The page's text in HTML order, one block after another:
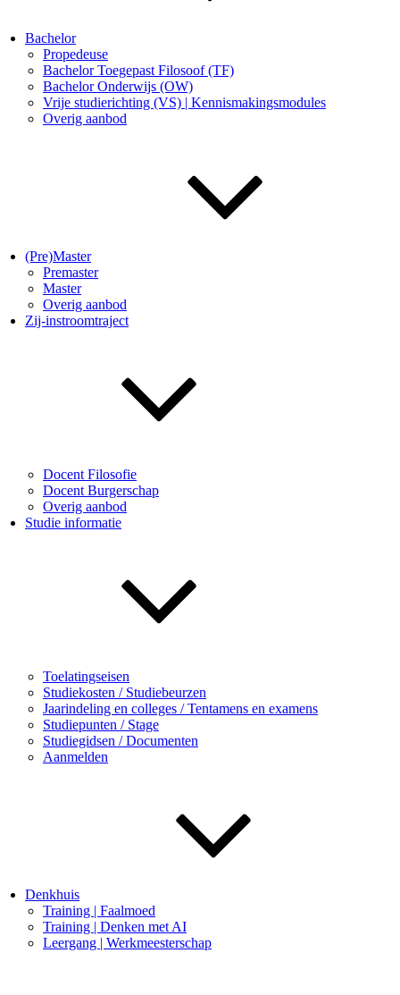
Bachelor
Propedeuse
Bachelor Toegepast Filosoof (TF)
Bachelor Onderwijs (OW)
Vrije studierichting (VS) | Kennismakingsmodules
Overig aanbod
(Pre)Master
Premaster
Master
Overig aanbod
Zij-instroomtraject
Docent Filosofie
Docent Burgerschap
Overig aanbod
Studie informatie
Toelatingseisen
Studiekosten / Studiebeurzen
Jaarindeling en colleges / Tentamens en examens
Studiepunten / Stage
Studiegidsen / Documenten
Aanmelden
Denkhuis
Training | Faalmoed
Training | Denken met AI
Leergang | Werkmeesterschap